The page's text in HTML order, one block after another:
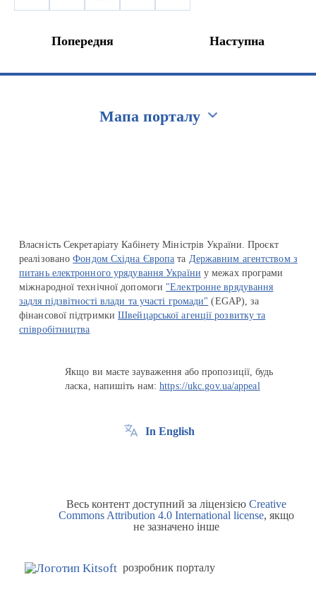
Попередня Наступна
Мапа порталу
Власність Секретаріату Кабінету Міністрів України. Проєкт
реалізованоФондом Східна Європа та Державним агентством з
питань електронного урядування України у межах програми
міжнародної технічної допомоги "Електронне врядування
задля підзвітності влади та участі громади" (EGAP), за
фінансової підтримкиШвейцарської агенції розвитку та
співробітництва
Якщо ви маєте зауваження або пропозиції, будь
ласка, напишіть нам:https://ukc.gov.ua/appeal
In English
Весь контент доступний за ліцензією Creative
Commons Attribution 4.0 International license, якщо
не зазначено інше
розробник порталу